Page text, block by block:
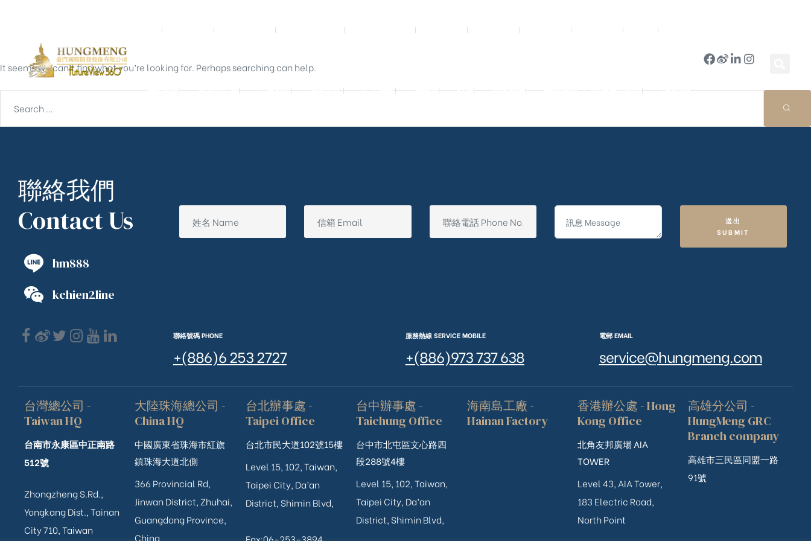
首頁 關於我們 影音實體投影 3D數位設計院 規劃設計 工程實績 新聞中心 公司簡報 商店
聯絡我們 東京一戶建 宮廷別墅 興墅12戶 法式御墅 購物車 結帳 我的帳號 豪門國際 ｜ 50週年里程碑 English
Nothing Found
It seems we can’t find what you’re looking for. Perhaps searching can help.
聯絡我們
Contact Us
hm888
kchien2line
送出
SUBMIT
聯絡號碼 PHONE
+(886)6 253 2727
服務熱線 SERVICE MOBILE
+(886)973 737 638
電郵 EMAIL
service@hungmeng.com
台灣總公司 -
Taiwan HQ
台南市永康區中正南路
512號
Zhongzheng S.Rd.,
Yongkang Dist., Tainan
City 710, Taiwan
大陸珠海總公司 -
China HQ
中國廣東省珠海市紅旗
鎮珠海大道北側
366 Provincial Rd,
Jinwan District, Zhuhai,
Guangdong Province,
China
台北辦事處 -
Taipei Office
台北市民大道102號15樓
Level 15, 102, Taiwan,
Taipei City, Da’an
District, Shimin Blvd,
台中辦事處 -
Taichung Office
台中市北屯區文心路四
段288號4樓
Level 15, 102, Taiwan,
Taipei City, Da’an
District, Shimin Blvd,
海南島工廠 -
Hainan Factory
香港辦公處 - Hong
Kong Office
北角友邦廣場 AIA
TOWER
Level 43, AIA Tower,
183 Electric Road,
North Point
高雄分公司 -
HungMeng GRC
Branch company
高雄市三民區同盟一路
91號
含日本